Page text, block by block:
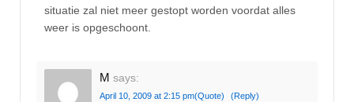
situatie zal niet meer gestopt worden voordat alles
weer is opgeschoont.
M says:
April 10, 2009 at 2:15 pm(Quote) (Reply)